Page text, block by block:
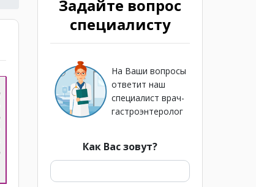
Задайте вопрос
специалисту
На Ваши вопросы
ответит наш
специалист врач-
гастроэнтеролог
Как Вас зовут?